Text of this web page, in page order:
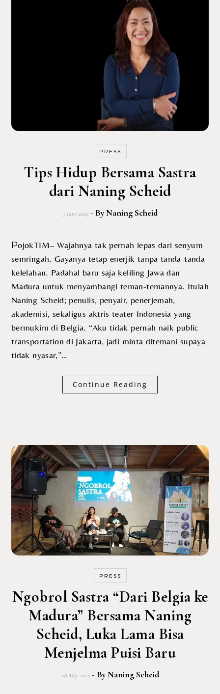
PRESS
Tips Hidup Bersama Sastra
dari Naning Scheid
3 June 2025 - ByNaning Scheid
PojokTIM– Wajahnya tak pernah lepas dari senyum
semringah. Gayanya tetap enerjik tanpa tanda-tanda
kelelahan. Padahal baru saja keliling Jawa dan
Madura untuk menyambangi teman-temannya. Itulah
Naning Scheid; penulis, penyair, penerjemah,
akademisi, sekaligus aktris teater Indonesia yang
bermukim di Belgia. “Aku tidak pernah naik public
transportation di Jakarta, jadi minta ditemani supaya
tidak nyasar,”…
Continue Reading
PRESS
Ngobrol Sastra “Dari Belgia ke
Madura” Bersama Naning
Scheid, Luka Lama Bisa
Menjelma Puisi Baru
28 May 2025 - ByNaning Scheid